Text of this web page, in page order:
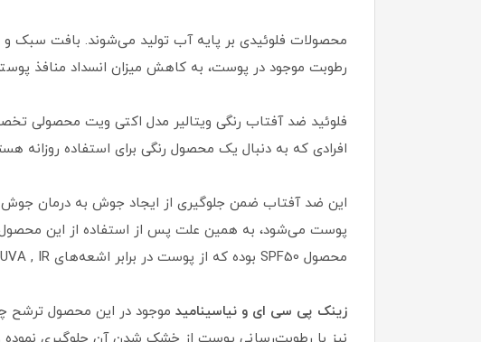
محصولات فلوئیدی بر پایه آب تولید می‌شوند. بافت سبک
رطوبت موجود در پوست، به کاهش میزان انسداد منافذ
فلوئید ضد آفتاب رنگی ویتالیر مدل اکتی ویت محصولی
افرادی که به دنبال یک محصول رنگی برای استفاده روزانه
پوست می‌شود، به همین علت پس از استفاده از این
محصول SPF50 بوده که از پوست در برابر اشعه‌های UVB , UVA , IR محافظت کامل را انجام داده و از آفتاب سوختگی و ایجاد لک جلوگیری می‌کند.
زینک پی سی ای و نیاسینامید موجود در این محصول ترشح